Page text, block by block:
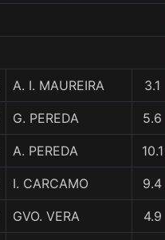
A. I. MAUREIRA 3.1
G. PEREDA 5.6
A. PEREDA 10.1
I. CARCAMO 9.4
GVO. VERA 4.9